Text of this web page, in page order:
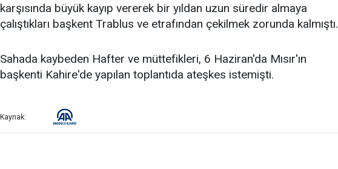
karşısında büyük kayıp vererek bir yıldan uzun süredir almaya
çalıştıkları başkent Trablus ve etrafından çekilmek zorunda kalmıştı.
Sahada kaybeden Hafter ve müttefikleri, 6 Haziran'da Mısır'ın
başkenti Kahire'de yapılan toplantıda ateşkes istemişti.
Kaynak: